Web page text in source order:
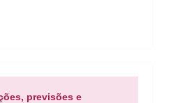
previsões e